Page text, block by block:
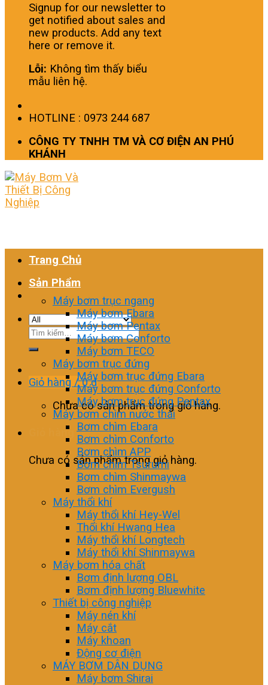
Signup for our newsletter to
get notified about sales and
new products. Add any text
here or remove it.
Lỗi: Không tìm thấy biểu
mẫu liên hệ.
HOTLINE : 0973 244 687
CÔNG TY TNHH TM VÀ CƠ ĐIỆN AN PHÚ
KHÁNH
Tìm
Giỏ hàng /0₫
Chưa có sản phẩm trong giỏ hàng.
Giỏ hàng
Chưa có sản phẩm trong giỏ hàng.
Trang Chủ
Sản Phẩm
Máy bơm trục ngang
Máy bơm Ebara
Máy bơm Pentax
Máy bơm Conforto
Máy bơm TECO
Máy bơm trục đứng
Máy bơm trục đứng Ebara
Máy bơm trục đứng Conforto
Máy bơm trục đứng Pentax
Máy bơm chìm nước thải
Bơm chìm Ebara
Bơm chìm Conforto
Bơm chìm APP
Bơm chìm Tsurumi
Bơm chìm Shinmaywa
Bơm chìm Evergush
Máy thổi khí
Máy thổi khí Hey-Wel
Thổi khí Hwang Hea
Máy thổi khí Longtech
Máy thổi khí Shinmaywa
Máy bơm hóa chất
Bơm định lượng OBL
Bơm định lượng Bluewhite
Thiết bị công nghiệp
Máy nén khí
Máy cắt
Máy khoan
Động cơ điện
MÁY BƠM DÂN DỤNG
Máy bơm Shirai